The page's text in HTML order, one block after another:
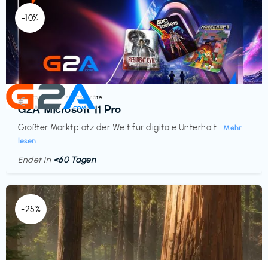
-10%
Elektronik & Haushaltsgeräte
G2A Microsoft 11 Pro
Größter Marktplatz der Welt für digitale Unterhalt... Mehr
lesen
€‎
Endet in <60 Tagen
-25%